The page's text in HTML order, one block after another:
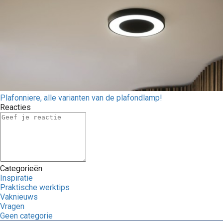
Plafonniere, alle varianten van de plafondlamp!
Reacties
Categorieën
Inspiratie
Praktische werktips
Vaknieuws
Vragen
Geen categorie